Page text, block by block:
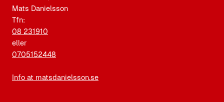
Mats Danielsson
Tfn:
08 231910
eller
0705152448
Info at matsdanielsson.se